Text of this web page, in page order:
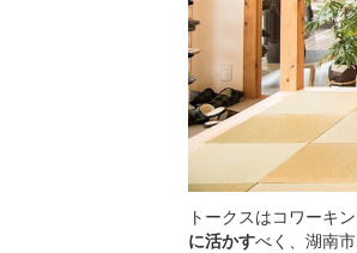
トークスはコワーキ
に活かすべく、湖南